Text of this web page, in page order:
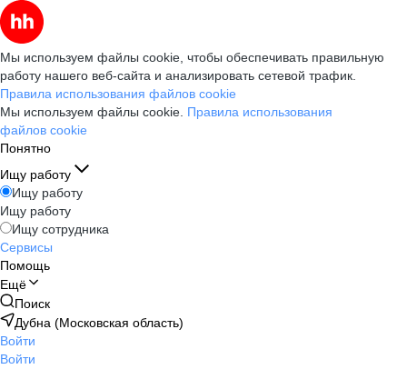
Мы используем файлы cookie, чтобы обеспечивать правильную
работу нашего веб-сайта и анализировать сетевой трафик.
Правила использования файлов cookie
Мы используем файлы cookie. Правила использования
файлов cookie
Понятно
Ищу работу
Ищу работу
Ищу работу
Ищу сотрудника
Сервисы
Помощь
Ещё
Поиск
Дубна (Московская область)
Войти
Войти